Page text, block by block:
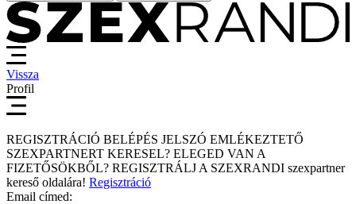
Vissza
Profil
REGISZTRÁCIÓ BELÉPÉS JELSZÓ EMLÉKEZTETŐ
SZEXPARTNERT KERESEL? ELEGED VAN A
FIZETŐSÖKBŐL? REGISZTRÁLJ A SZEXRANDI szexpartner
kereső oldalára! Regisztráció
Email címed: